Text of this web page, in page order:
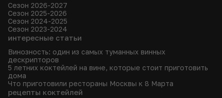
Сезон 2026-2027
Сезон 2025-2026
Сезон 2024-2025
Сезон 2023-2024
интересные статьи
Винозность: один из самых туманных винных
дескрипторов
5 летних коктейлей на вине, которые стоит приготовить
дома
Что приготовили рестораны Москвы к 8 Марта
рецепты коктейлей